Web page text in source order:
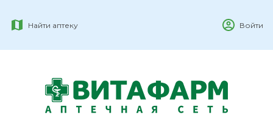
Найти аптеку Войти